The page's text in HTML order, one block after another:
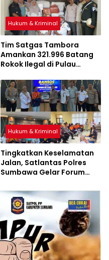
Hukum & Kriminal
Tim Satgas Tambora
Amankan 321.996 Batang
Rokok Ilegal di Pulau
Hukum & Kriminal
Tingkatkan Keselamatan
Jalan, Satlantas Polres
Sumbawa Gelar Forum
Bagikan Bansos